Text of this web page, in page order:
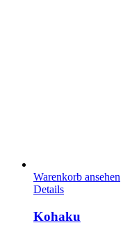
Warenkorb ansehen
Details
Kohaku